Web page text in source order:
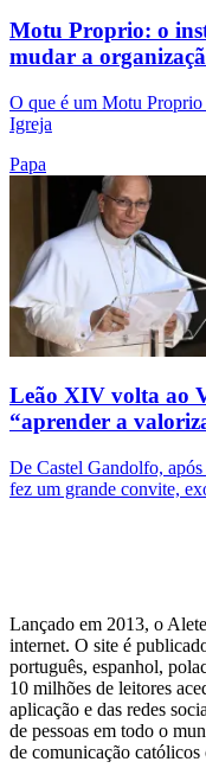
Motu Proprio: o
mudar a
O que é um Motu Proprio
Igreja
Papa
Leão XIV volta ao
“aprender a
De Castel Gandolfo,
fez um grande convite,
Lançado em 2013, o
internet. O site é
português, espanhol,
10 milhões de leitores
aplicação e das redes
de pessoas em todo o
de comunicação católicos